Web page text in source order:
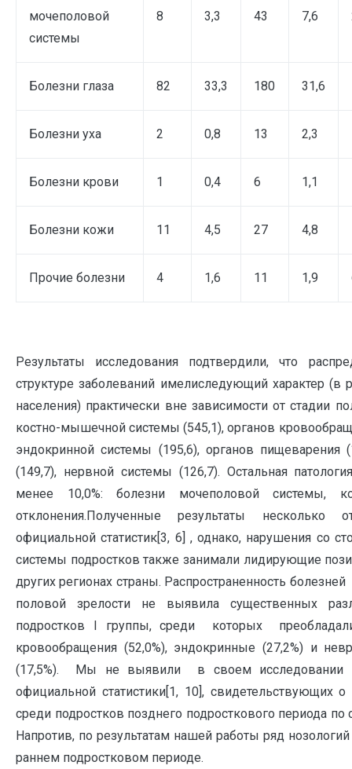
мочеполовой
системы
8 3,3 43 7,6
Болезни глаза 82 33,3 180 31,6
Болезни уха 2 0,8 13 2,3
Болезни крови 1 0,4 6 1,1
Болезни кожи 11 4,5 27 4,8
Прочие болезни 4 1,6 11 1,9
Результаты исследования подтвердили, что
структуре заболеваний имелиследующий характер (в
населения) практически вне зависимости от стадии
костно-мышечной системы (545,1), органов
эндокринной системы (195,6), органов пищеварения
(149,7), нервной системы (126,7). Остальная
менее 10,0%: болезни мочеполовой системы,
отклонения.Полученные результаты несколько
официальной статистик[3, 6] , однако, нарушения со
системы подростков также занимали лидирующие
других регионах страны. Распространенность
половой зрелости не выявила существенных
подростков I группы, среди которых
кровообращения (52,0%), эндокринные (27,2%) и
(17,5%). Мы не выявили в своем исследовании
официальной статистики[1, 10], свидетельствующих о
среди подростков позднего подросткового периода
Напротив, по результатам нашей работы ряд
раннем подростковом периоде.